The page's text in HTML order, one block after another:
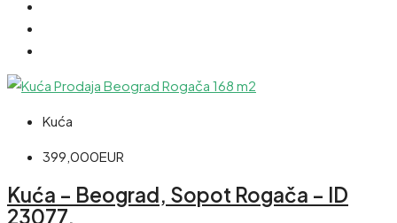
Kuća
399,000EUR
Kuća – Beograd, Sopot Rogača – ID
23077.